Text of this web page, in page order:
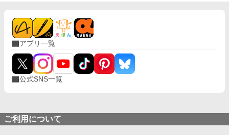
アプリ一覧
公式SNS一覧
ご利用について